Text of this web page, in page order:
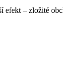
– zložité